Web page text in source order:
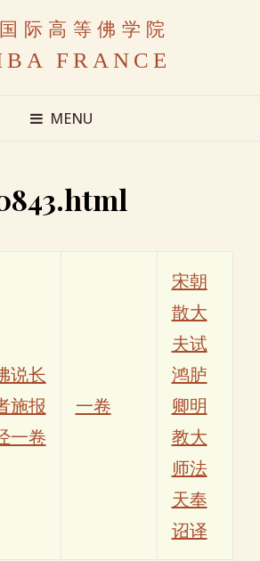
际高等佛学院
FRANCE
MENU
说长
施报
一卷
一卷
宋朝
散大
夫试
鸿胪
卿明
教大
师法
天奉
诏译